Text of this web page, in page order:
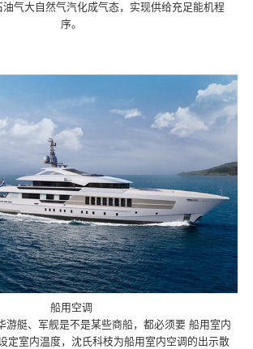
气大自然气汽化成气态，实现供给充足能机程
序。
船用空调
游艇、军舰是不是某些商船，都必须要 船用室内
定室内温度，沈氏科枝为船用室内空调的出示散